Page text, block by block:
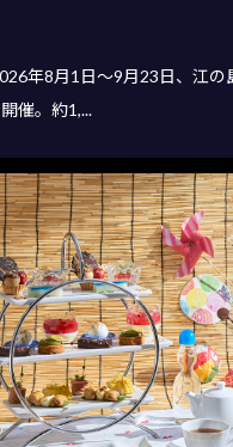
年8月1日〜9月23日、江の
催。約1,...